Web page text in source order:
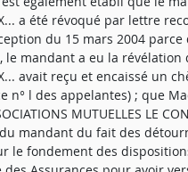
a été révoqué par lettre
du 15 mars 2004
le mandant a eu la révélation
avait reçu et encaissé un
n° l des appelantes) ; que
MUTUELLES LE
mandant du fait des
le fondement des